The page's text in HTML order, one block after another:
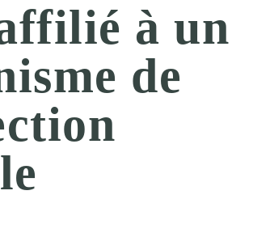
à un
de